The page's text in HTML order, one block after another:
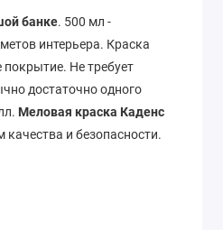
банке. 500 мл -
интерьера. Краска
Не требует
достаточно одного
Меловая краска Каденс
качества и безопасности.